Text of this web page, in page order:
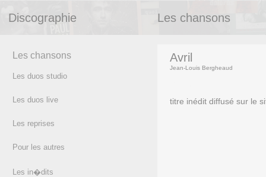
Discographie Les chansons
Les chansons
Les duos studio
Les duos live
Les reprises
Pour les autres
Les in�dits
Avril
Jean-Louis Bergheaud
titre inédit diffusé sur le